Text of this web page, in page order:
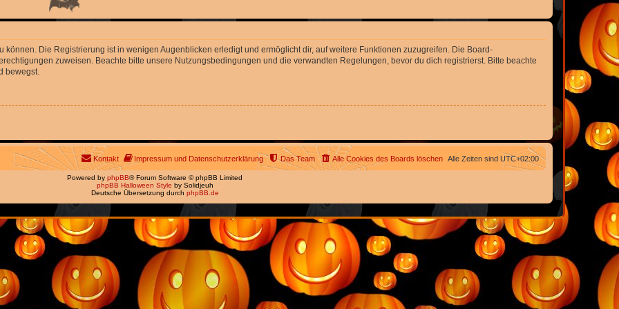
können. Die Registrierung ist in wenigen Augenblicken erledigt und ermöglicht dir, auf weitere Funktionen zuzugreifen. Die Board-
zuweisen. Beachte bitte unsere Nutzungsbedingungen und die verwandten Regelungen, bevor du dich registrierst. Bitte beachte
bewegst.
Alle Zeiten sind UTC+02:00
Alle Cookies des Boards löschen
Das Team
Impressum und Datenschutzerklärung
Kontakt
Powered by phpBB® Forum Software © phpBB Limited
phpBB Halloween Style by Solidjeuh
Deutsche Übersetzung durch phpBB.de